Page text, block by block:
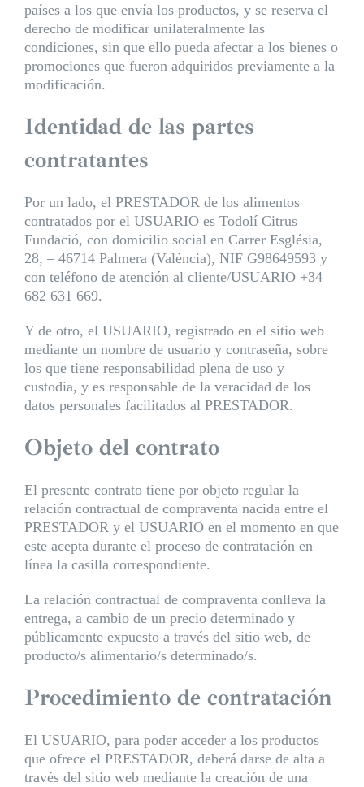
países a los que envía los productos, y se reserva el
derecho de modificar unilateralmente las
condiciones, sin que ello pueda afectar a los bienes o
promociones que fueron adquiridos previamente a la
modificación.
Identidad de las partes
contratantes
Por un lado, el PRESTADOR de los alimentos
contratados por el USUARIO es Todolí Citrus
Fundació, con domicilio social en Carrer Església,
28, – 46714 Palmera (València), NIF G98649593 y
con teléfono de atención al cliente/USUARIO +34
682 631 669.
Y de otro, el USUARIO, registrado en el sitio web
mediante un nombre de usuario y contraseña, sobre
los que tiene responsabilidad plena de uso y
custodia, y es responsable de la veracidad de los
datos personales facilitados al PRESTADOR.
Objeto del contrato
El presente contrato tiene por objeto regular la
relación contractual de compraventa nacida entre el
PRESTADOR y el USUARIO en el momento en que
este acepta durante el proceso de contratación en
línea la casilla correspondiente.
La relación contractual de compraventa conlleva la
entrega, a cambio de un precio determinado y
públicamente expuesto a través del sitio web, de
producto/s alimentario/s determinado/s.
Procedimiento de contratación
El USUARIO, para poder acceder a los productos
que ofrece el PRESTADOR, deberá darse de alta a
través del sitio web mediante la creación de una